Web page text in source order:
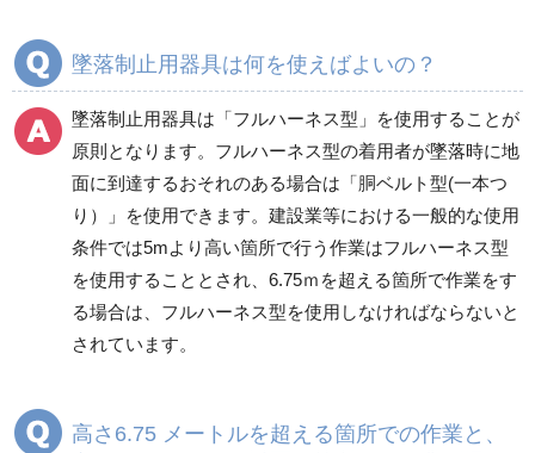
墜落制止用器具は何を使えばよいの？
墜落制止用器具は「フルハーネス型」を使用することが
原則となります。フルハーネス型の着用者が墜落時に地
面に到達するおそれのある場合は「胴ベルト型(一本つ
り）」を使用できます。建設業等における一般的な使用
条件では5mより高い箇所で行う作業はフルハーネス型
を使用することとされ、6.75ｍを超える箇所で作業をす
る場合は、フルハーネス型を使用しなければならないと
されています。
高さ6.75 メートルを超える箇所での作業と、